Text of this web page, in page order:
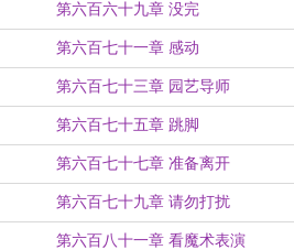
第六百六十九章 没完
第六百七十一章 感动
第六百七十三章 园艺导师
第六百七十五章 跳脚
第六百七十七章 准备离开
第六百七十九章 请勿打扰
第六百八十一章 看魔术表演